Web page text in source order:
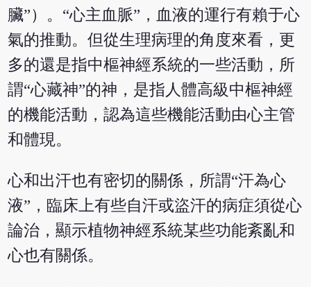
臟”）。“心主血脈”，血液的運行有賴于心
氣的推動。但從生理病理的角度來看，更
多的還是指中樞神經系統的一些活動，所
謂“心藏神”的神，是指人體高級中樞神經
的機能活動，認為這些機能活動由心主管
和體現。
心和出汗也有密切的關係，所謂“汗為心
液”，臨床上有些自汗或盜汗的病症須從心
論治，顯示植物神經系統某些功能紊亂和
心也有關係。